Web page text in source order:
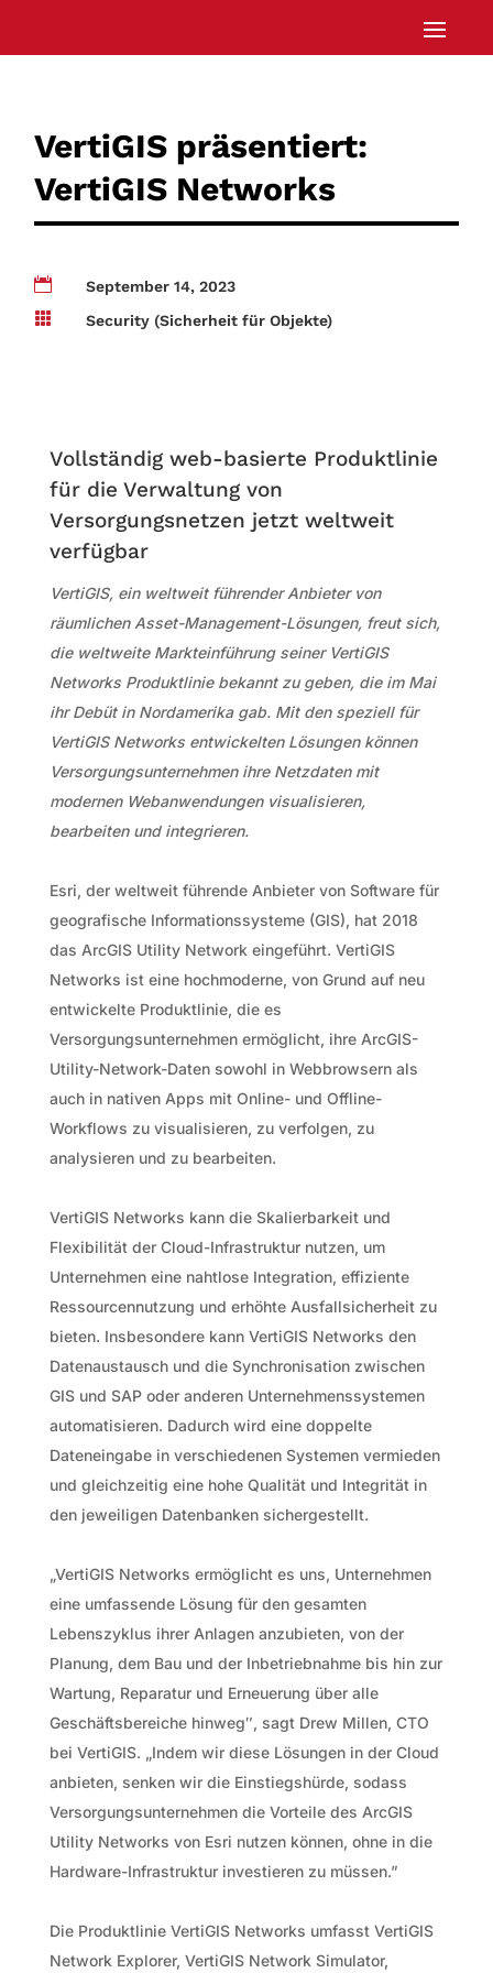
VertiGIS präsentiert:
VertiGIS Networks

September 14, 2023

Security (Sicherheit für Objekte)
Vollständig web-basierte Produktlinie
für die Verwaltung von
Versorgungsnetzen jetzt weltweit
verfügbar
VertiGIS, ein weltweit führender Anbieter von
räumlichen Asset-Management-Lösungen, freut sich,
die weltweite Markteinführung seiner VertiGIS
Networks Produktlinie bekannt zu geben, die im Mai
ihr Debüt in Nordamerika gab. Mit den speziell für
VertiGIS Networks entwickelten Lösungen können
Versorgungsunternehmen ihre Netzdaten mit
modernen Webanwendungen visualisieren,
bearbeiten und integrieren.
Esri, der weltweit führende Anbieter von Software für
geografische Informationssysteme (GIS), hat 2018
das ArcGIS Utility Network eingeführt. VertiGIS
Networks ist eine hochmoderne, von Grund auf neu
entwickelte Produktlinie, die es
Versorgungsunternehmen ermöglicht, ihre ArcGIS-
Utility-Network-Daten sowohl in Webbrowsern als
auch in nativen Apps mit Online- und Offline-
Workflows zu visualisieren, zu verfolgen, zu
analysieren und zu bearbeiten.
VertiGIS Networks kann die Skalierbarkeit und
Flexibilität der Cloud-Infrastruktur nutzen, um
Unternehmen eine nahtlose Integration, effiziente
Ressourcennutzung und erhöhte Ausfallsicherheit zu
bieten. Insbesondere kann VertiGIS Networks den
Datenaustausch und die Synchronisation zwischen
GIS und SAP oder anderen Unternehmenssystemen
automatisieren. Dadurch wird eine doppelte
Dateneingabe in verschiedenen Systemen vermieden
und gleichzeitig eine hohe Qualität und Integrität in
den jeweiligen Datenbanken sichergestellt.
„VertiGIS Networks ermöglicht es uns, Unternehmen
eine umfassende Lösung für den gesamten
Lebenszyklus ihrer Anlagen anzubieten, von der
Planung, dem Bau und der Inbetriebnahme bis hin zur
Wartung, Reparatur und Erneuerung über alle
Geschäftsbereiche hinweg″, sagt Drew Millen, CTO
bei VertiGIS. „Indem wir diese Lösungen in der Cloud
anbieten, senken wir die Einstiegshürde, sodass
Versorgungsunternehmen die Vorteile des ArcGIS
Utility Networks von Esri nutzen können, ohne in die
Hardware-Infrastruktur investieren zu müssen.”
Die Produktlinie VertiGIS Networks umfasst VertiGIS
Network Explorer, VertiGIS Network Simulator,